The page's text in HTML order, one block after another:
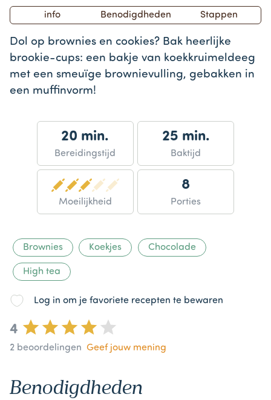
info Benodigdheden Stappen
Dol op brownies en cookies? Bak heerlijke
brookie-cups: een bakje van koekkruimeldeeg
met een smeuïge brownievulling, gebakken in
een muffinvorm!
20 min.
Bereidingstijd
25 min.
Baktijd
Moeilijkheid
8
Porties
Brownies Koekjes Chocolade
High tea
Log in om je favoriete recepten te bewaren
4
2 beoordelingen Geef jouw mening
Benodigdheden